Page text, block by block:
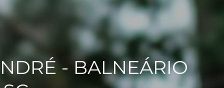
- BALNEÁRIO